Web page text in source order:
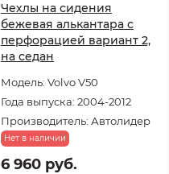
Чехлы на сидения
бежевая алькантара с
перфорацией вариант 2,
на седан
Модель: Volvo V50
Года выпуска: 2004-2012
Производитель: Автолидер
Нет в наличии
6 960 руб.